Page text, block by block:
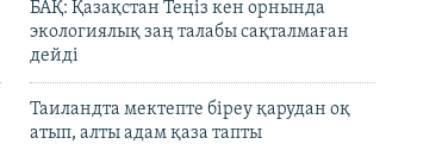
БАҚ: Қазақстан Теңіз кен орнында
экологиялық заң талабы сақталмаған
дейді
Таиландта мектепте біреу қарудан оқ
атып, алты адам қаза тапты